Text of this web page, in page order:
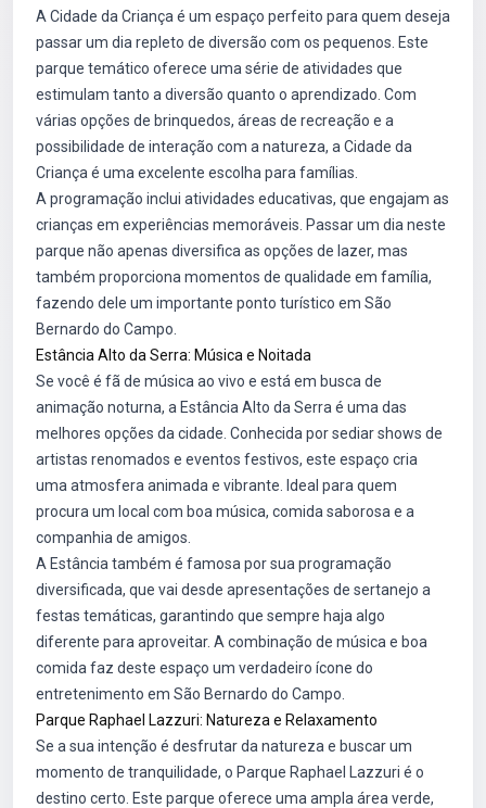
A Cidade da Criança é um espaço perfeito para quem deseja
passar um dia repleto de diversão com os pequenos. Este
parque temático oferece uma série de atividades que
estimulam tanto a diversão quanto o aprendizado. Com
várias opções de brinquedos, áreas de recreação e a
possibilidade de interação com a natureza, a Cidade da
Criança é uma excelente escolha para famílias.
A programação inclui atividades educativas, que engajam as
crianças em experiências memoráveis. Passar um dia neste
parque não apenas diversifica as opções de lazer, mas
também proporciona momentos de qualidade em família,
fazendo dele um importante ponto turístico em São
Bernardo do Campo.
Estância Alto da Serra: Música e Noitada
Se você é fã de música ao vivo e está em busca de
animação noturna, a Estância Alto da Serra é uma das
melhores opções da cidade. Conhecida por sediar shows de
artistas renomados e eventos festivos, este espaço cria
uma atmosfera animada e vibrante. Ideal para quem
procura um local com boa música, comida saborosa e a
companhia de amigos.
A Estância também é famosa por sua programação
diversificada, que vai desde apresentações de sertanejo a
festas temáticas, garantindo que sempre haja algo
diferente para aproveitar. A combinação de música e boa
comida faz deste espaço um verdadeiro ícone do
entretenimento em São Bernardo do Campo.
Parque Raphael Lazzuri: Natureza e Relaxamento
Se a sua intenção é desfrutar da natureza e buscar um
momento de tranquilidade, o Parque Raphael Lazzuri é o
destino certo. Este parque oferece uma ampla área verde,